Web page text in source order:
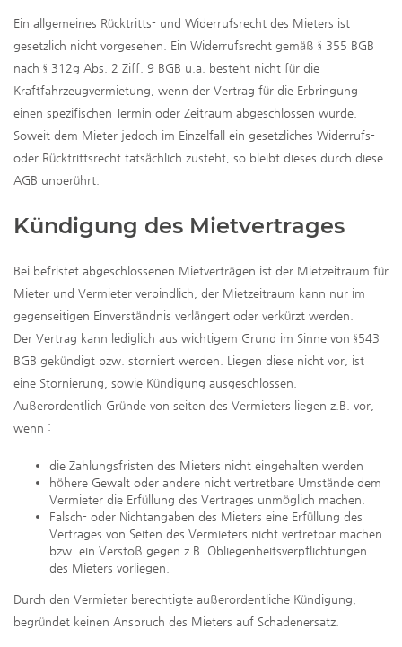
Ein allgemeines Rücktritts- und Widerrufsrecht des Mieters ist
gesetzlich nicht vorgesehen. Ein Widerrufsrecht gemäß § 355 BGB
nach § 312g Abs. 2 Ziff. 9 BGB u.a. besteht nicht für die
Kraftfahrzeugvermietung, wenn der Vertrag für die Erbringung
einen spezifischen Termin oder Zeitraum abgeschlossen wurde.
Soweit dem Mieter jedoch im Einzelfall ein gesetzliches Widerrufs-
oder Rücktrittsrecht tatsächlich zusteht, so bleibt dieses durch diese
AGB unberührt.
Kündigung des Mietvertrages
Bei befristet abgeschlossenen Mietverträgen ist der Mietzeitraum für
Mieter und Vermieter verbindlich, der Mietzeitraum kann nur im
gegenseitigen Einverständnis verlängert oder verkürzt werden.
Der Vertrag kann lediglich aus wichtigem Grund im Sinne von §543
BGB gekündigt bzw. storniert werden. Liegen diese nicht vor, ist
eine Stornierung, sowie Kündigung ausgeschlossen.
Außerordentlich Gründe von seiten des Vermieters liegen z.B. vor,
wenn :
die Zahlungsfristen des Mieters nicht eingehalten werden
höhere Gewalt oder andere nicht vertretbare Umstände dem
Vermieter die Erfüllung des Vertrages unmöglich machen.
Falsch- oder Nichtangaben des Mieters eine Erfüllung des
Vertrages von Seiten des Vermieters nicht vertretbar machen
bzw. ein Verstoß gegen z.B. Obliegenheitsverpflichtungen
des Mieters vorliegen.
Durch den Vermieter berechtigte außerordentliche Kündigung,
begründet keinen Anspruch des Mieters auf Schadenersatz.